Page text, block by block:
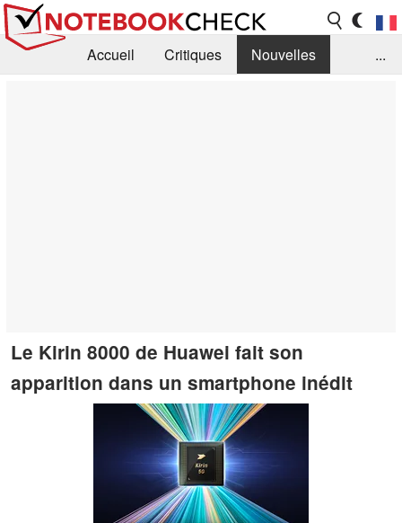
Accueil Critiques
Nouvelles
...
Le Kirin 8000 de Huawei fait son
apparition dans un smartphone inédit